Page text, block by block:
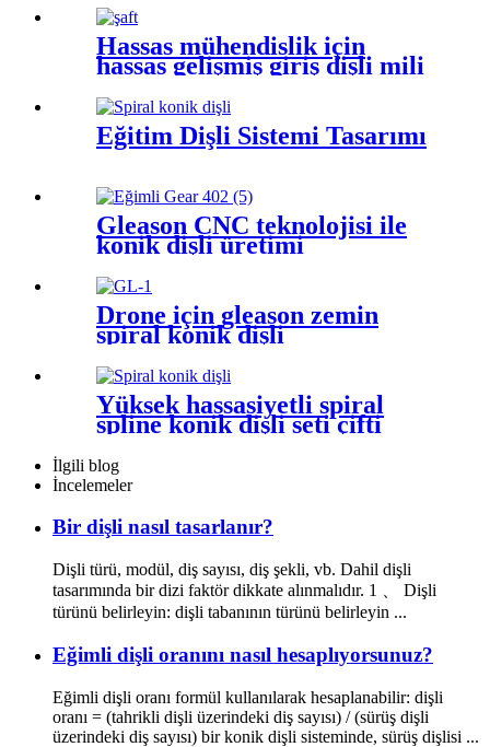
Hassas mühendislik için
hassas gelişmiş giriş dişli mili
Eğitim Dişli Sistemi Tasarımı
Gleason CNC teknolojisi ile
konik dişli üretimi
Drone için gleason zemin
spiral konik dişli
Yüksek hassasiyetli spiral
spline konik dişli seti çifti
İlgili blog
İncelemeler
Bir dişli nasıl tasarlanır?
Dişli türü, modül, diş sayısı, diş şekli, vb. Dahil dişli
tasarımında bir dizi faktör dikkate alınmalıdır. 1 、 Dişli
türünü belirleyin: dişli tabanının türünü belirleyin ...
Eğimli dişli oranını nasıl hesaplıyorsunuz?
Eğimli dişli oranı formül kullanılarak hesaplanabilir: dişli
oranı = (tahrikli dişli üzerindeki diş sayısı) / (sürüş dişli
üzerindeki diş sayısı) bir konik dişli sisteminde, sürüş dişlisi ...